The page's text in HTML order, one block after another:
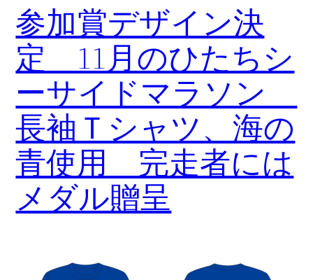
参加賞デザイン決
定 11月のひたちシ
ーサイドマラソン
長袖Ｔシャツ、海の
青使用 完走者には
メダル贈呈